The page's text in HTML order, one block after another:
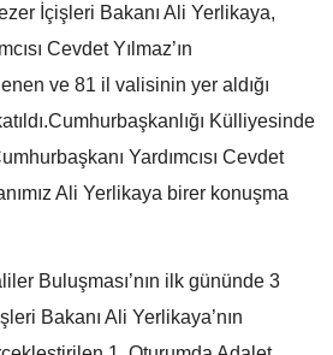
İçişleri Bakanı Ali Yerlikaya,
Cevdet Yılmaz’ın
ve 81 il valisinin yer aldığı
Külliyesinde
Yardımcısı Cevdet
Ali Yerlikaya birer konuşma
Buluşması’nın ilk gününde 3
Bakanı Ali Yerlikaya’nın